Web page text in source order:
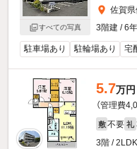
すべての写真
佐賀
3階建 / 6
駐車場あり 駐輪場あり 宅
5.7万円
（管理費
敷 不要 礼
3階 /